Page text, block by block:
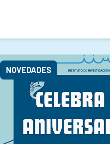
NOVEDADES